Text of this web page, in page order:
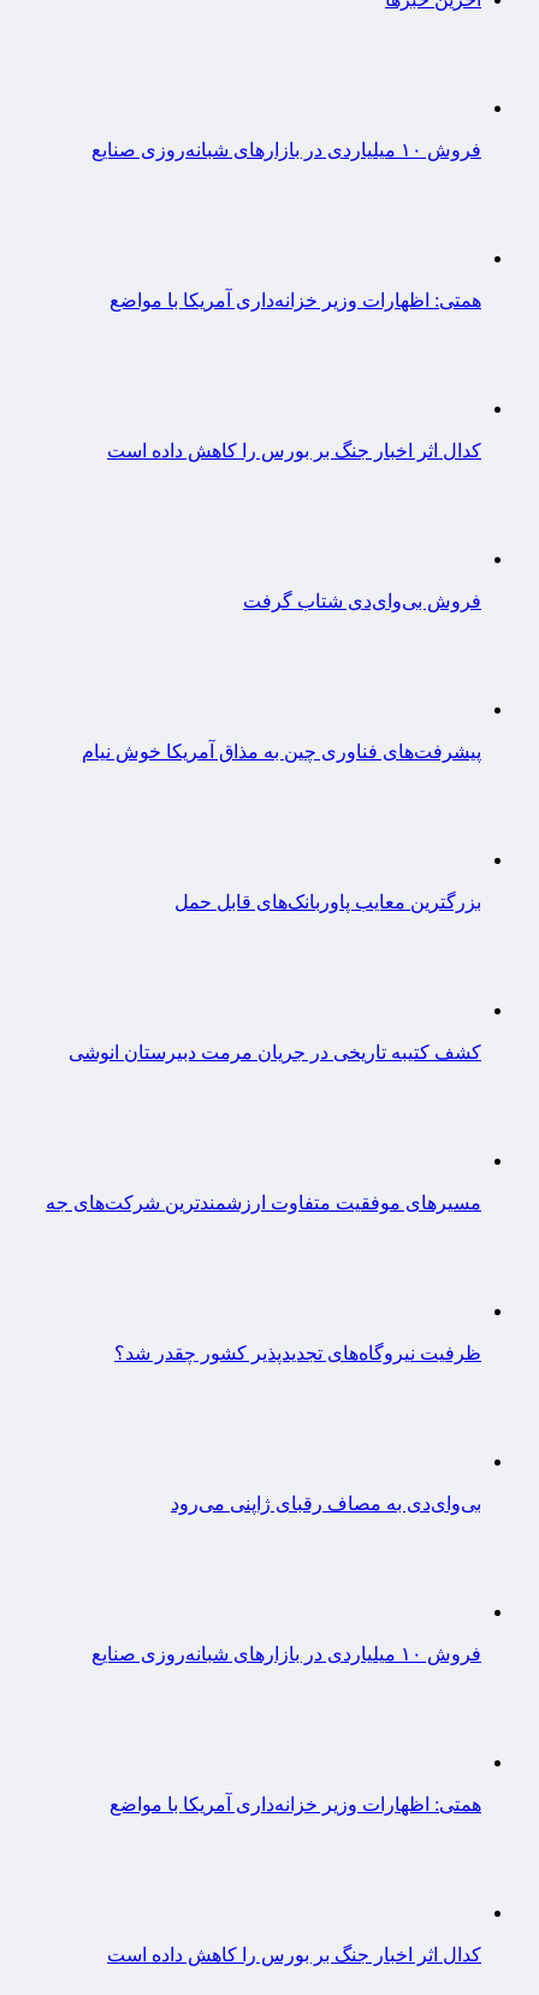
فروش ۱۰ میلیاردی در بازارهای شبانه‌روزی صنایع
همتی: اظهارات وزیر خزانه‌داری آمریکا با مواضع
کدال اثر اخبار جنگ بر بورس را کاهش داده است
فروش بی‌وای‌دی شتاب گرفت
پیشرفت‌های فناوری چین به مذاق آمریکا خوش نیام
بزرگترین معایب پاوربانک‌های قابل حمل
کشف کتیبه تاریخی در جریان مرمت دبیرستان انوشی
مسیرهای موفقیت متفاوت ارزشمندترین شرکت‌های جه
ظرفیت نیروگاه‌های تجدیدپذیر کشور چقدر شد؟
بی‌وای‌دی به مصاف رقبای ژاپنی می‌رود
فروش ۱۰ میلیاردی در بازارهای شبانه‌روزی صنایع
همتی: اظهارات وزیر خزانه‌داری آمریکا با مواضع
کدال اثر اخبار جنگ بر بورس را کاهش داده است